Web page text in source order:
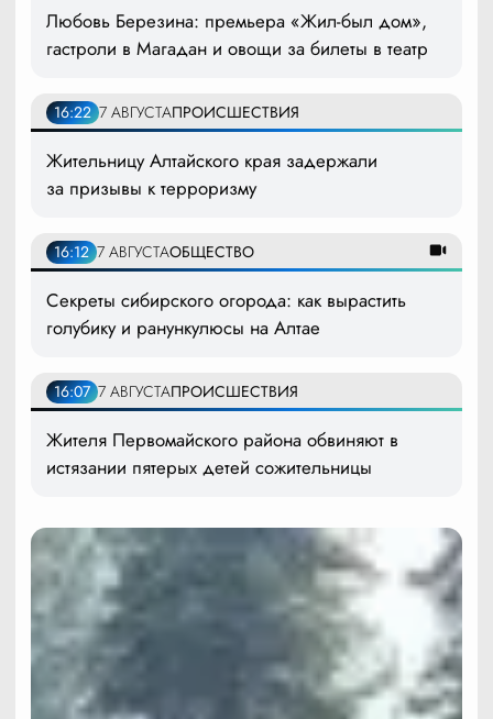
Любовь Березина: премьера «Жил-был дом»,
гастроли в Магадан и овощи за билеты в театр
16:22 7 АВГУСТАПРОИСШЕСТВИЯ
Жительницу Алтайского края задержали
за призывы к терроризму
16:12 7 АВГУСТАОБЩЕСТВО
Секреты сибирского огорода: как вырастить
голубику и ранункулюсы на Алтае
16:07 7 АВГУСТАПРОИСШЕСТВИЯ
Жителя Первомайского района обвиняют в
истязании пятерых детей сожительницы